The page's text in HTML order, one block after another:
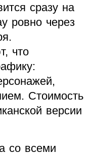
сразу на
ровно через
что
Стоимость
версии
со всеми